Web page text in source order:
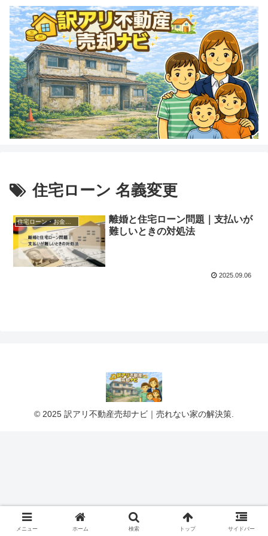
住宅ローン 名義変更
住宅ローン・お金に関する悩み
離婚と住宅ローン問題｜支払いが
難しいときの対処法
2025.09.06
© 2025 訳アリ不動産売却ナビ｜売れない家の解決策.
メニュー ホーム 検索 トップ サイドバー